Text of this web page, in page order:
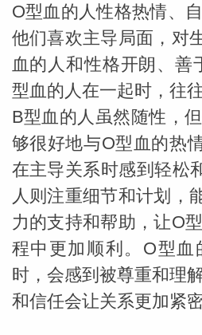
O型血的人性格热情、
他们喜欢主导局面，对
血的人和性格开朗、善
型血的人在一起时，往
B型血的人虽然随性，
够很好地与O型血的热
在主导关系时感到轻松
人则注重细节和计划，
力的支持和帮助，让O
程中更加顺利。O型血
时，会感到被尊重和理
和信任会让关系更加紧密